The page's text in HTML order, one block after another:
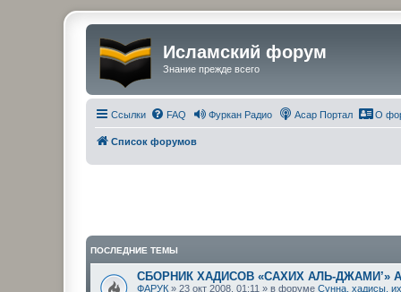
Исламский форум
Знание прежде всего
Ссылки FAQ Фуркан Радио Асар Портал О
Список форумов
ПОСЛЕДНИЕ ТЕМЫ
СБОРНИК ХАДИСОВ «САХИХ АЛЬ-ДЖАМИ’»
ФАРУК » 23 окт 2008, 01:11 » в форуме Сунна, хадисы,